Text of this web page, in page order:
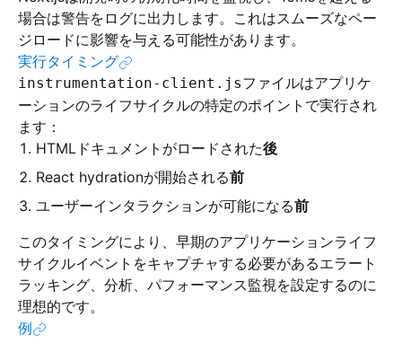
場合は警告をログに出力します。これはスムーズなペー
ジロードに影響を与える可能性があります。
実行タイミング
instrumentation-client.jsファイルはアプリケ
ーションのライフサイクルの特定のポイントで実行され
ます：
HTMLドキュメントがロードされた後
React hydrationが開始される前
ユーザーインタラクションが可能になる前
このタイミングにより、早期のアプリケーションライフ
サイクルイベントをキャプチャする必要があるエラート
ラッキング、分析、パフォーマンス監視を設定するのに
理想的です。
例